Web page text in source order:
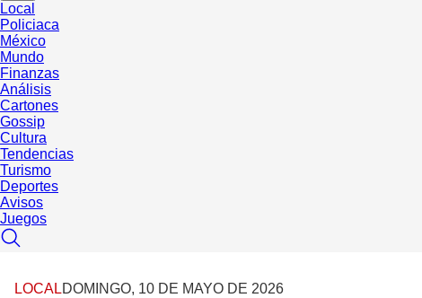
Local
Policiaca
México
Mundo
Finanzas
Análisis
Cartones
Gossip
Cultura
Tendencias
Turismo
Deportes
Avisos
Juegos
LOCALDOMINGO, 10 DE MAYO DE 2026